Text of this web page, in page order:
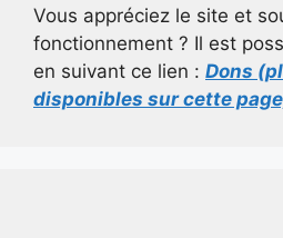
Vous appréciez le site et
fonctionnement ? Il est
en suivant ce lien : Dons
disponibles sur cette